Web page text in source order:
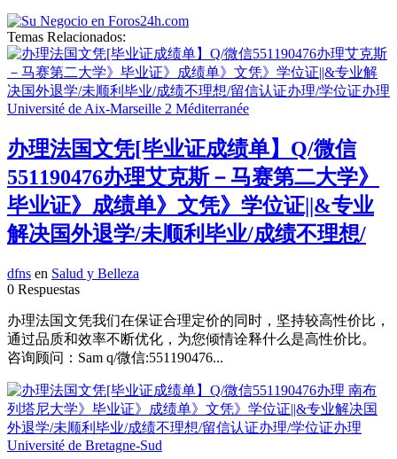
Temas Relacionados:
办理法国文凭[毕业证成绩单】Q/微信
551190476办理艾克斯－马赛第二大学》
毕业证》成绩单》文凭》学位证||&专业
解决国外退学/未顺利毕业/成绩不理想/
dfns en Salud y Belleza
0 Respuestas
办理法国文凭我们在保证合理定价的同时，坚持较高性价比，
通过品质和效率不断优化，为您倾情诠释什么是高性价比。
咨询顾问：Sam q/微信:551190476...